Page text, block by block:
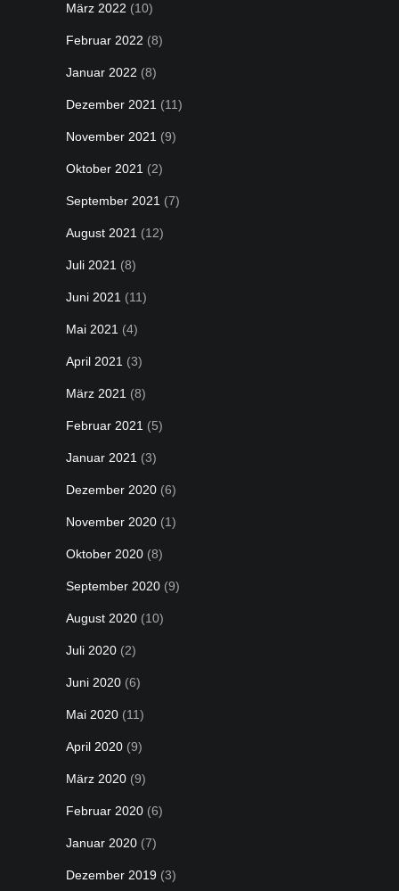
März 2022 (10)
Februar 2022 (8)
Januar 2022 (8)
Dezember 2021 (11)
November 2021 (9)
Oktober 2021 (2)
September 2021 (7)
August 2021 (12)
Juli 2021 (8)
Juni 2021 (11)
Mai 2021 (4)
April 2021 (3)
März 2021 (8)
Februar 2021 (5)
Januar 2021 (3)
Dezember 2020 (6)
November 2020 (1)
Oktober 2020 (8)
September 2020 (9)
August 2020 (10)
Juli 2020 (2)
Juni 2020 (6)
Mai 2020 (11)
April 2020 (9)
März 2020 (9)
Februar 2020 (6)
Januar 2020 (7)
Dezember 2019 (3)